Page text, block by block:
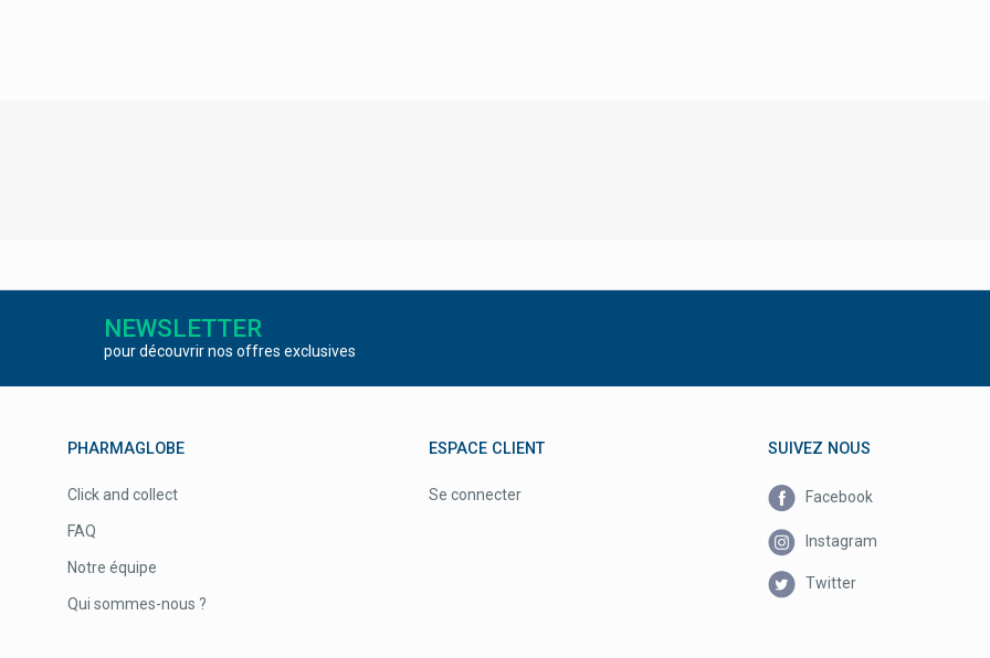
NEWSLETTER
pour découvrir nos offres exclusives
PHARMAGLOBE
Click and collect
FAQ
Notre équipe
Qui sommes-nous ?
ESPACE CLIENT
Se connecter
SUIVEZ NOUS
Facebook
Instagram
Twitter